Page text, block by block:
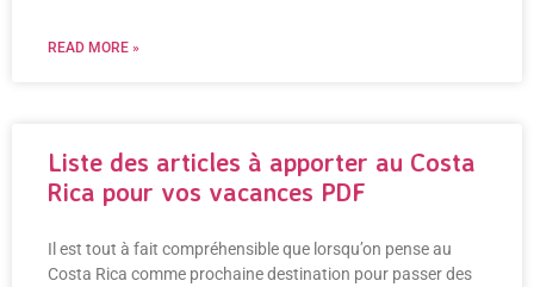
READ MORE »
Liste des articles à apporter au Costa
Rica pour vos vacances PDF
Il est tout à fait compréhensible que lorsqu’on pense au
Costa Rica comme prochaine destination pour passer des